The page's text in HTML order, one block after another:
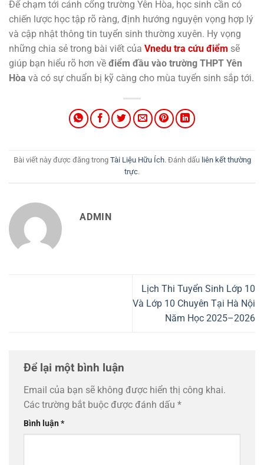
Để chạm tới cánh cổng trường Yên Hòa, học sinh cần có
chiến lược học tập rõ ràng, định hướng nguyện vọng hợp lý
và cập nhật thông tin tuyển sinh thường xuyên. Hy vọng
những chia sẻ trong bài viết của Vnedu tra cứu điểm sẽ
giúp bạn hiểu rõ hơn về điểm đầu vào trường THPT Yên
Hòa và có sự chuẩn bị kỹ càng cho mùa tuyển sinh sắp tới.
Bài viết này được đăng trong Tài Liệu Hữu Ích. Đánh dấu liên kết thường
trực.
ADMIN
Lịch Thi Tuyển Sinh Lớp 10
Và Lớp 10 Chuyên Tại Hà Nội
Năm Học 2025–2026
Để lại một bình luận
Email của bạn sẽ không được hiển thị công khai.
Các trường bắt buộc được đánh dấu *
Bình luận*